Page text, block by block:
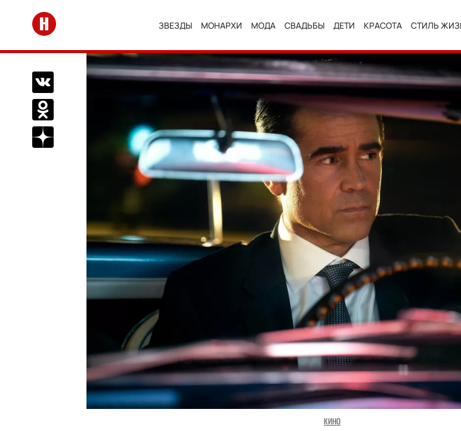
Перейти на главную
ЗВЕЗДЫ МОНАРХИ МОДА СВАДЬБЫ ДЕТИ КРАСОТА СТИЛЬ
Поделиться Вконтакте
Поделиться в Одноклассниках
Подписаться на нас в Дзен
КИНО